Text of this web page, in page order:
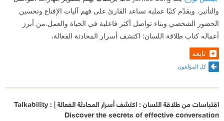
والتأثير، ويقدّم كتبًا عملية تساعد القارئ على فهم آليات الإقناع وتحسين
الحضور الشخصي وبناء تواصل أكثر فاعلية في الحياة والعمل.من أبرز
أعماله كتاب طلاقة اللسان: اكتشف أسرار المحادثة الفعالة،
تابعه
كل المؤلفون
اقتباسات من طلاقة اللسان : اكتشف أسرار المحادثة الفعالة | Talkability :
Discover the secrets of effective conversation‎